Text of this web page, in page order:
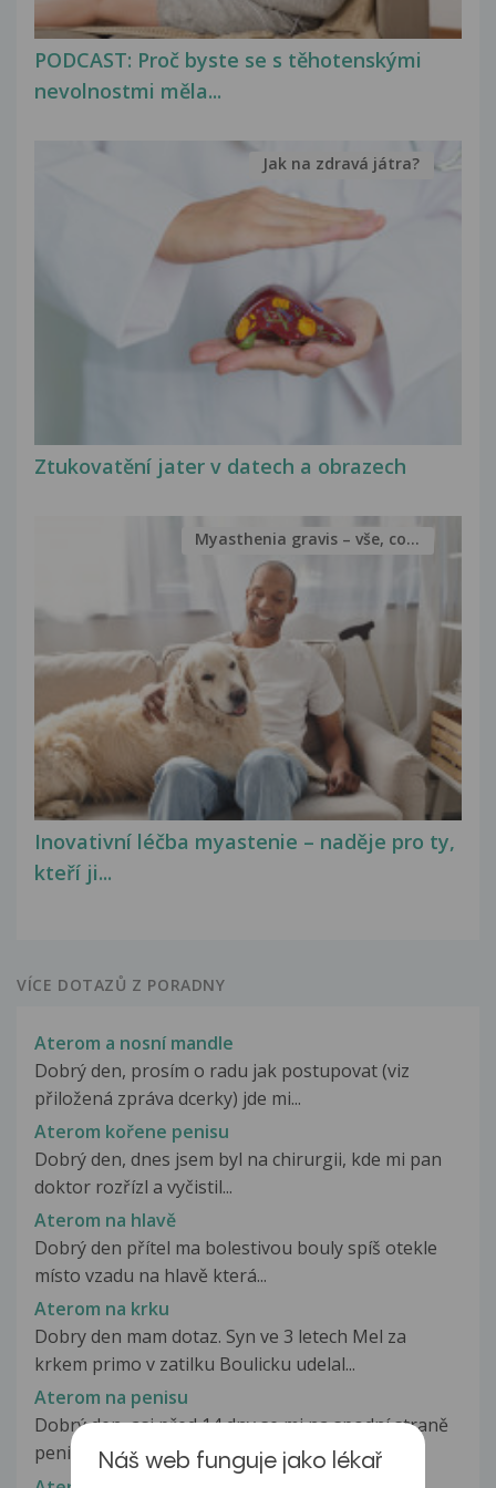
PODCAST: Proč byste se s těhotenskými
nevolnostmi měla...
Ztukovatění jater v datech a obrazech
Jak na zdravá játra?
Inovativní léčba myastenie – naděje pro ty,
kteří ji...
Myasthenia gravis – vše, co...
VÍCE DOTAZŮ Z PORADNY
Aterom a nosní mandle
Dobrý den, prosím o radu jak postupovat (viz
přiložená zpráva dcerky) jde mi...
Aterom kořene penisu
Dobrý den, dnes jsem byl na chirurgii, kde mi pan
doktor rozřízl a vyčistil...
Aterom na hlavě
Dobrý den přítel ma bolestivou bouly spíš otekle
místo vzadu na hlavě která...
Aterom na krku
Dobry den mam dotaz. Syn ve 3 letech Mel za
krkem primo v zatilku Boulicku udelal...
Aterom na penisu
Dobrý den, asi před 14 dny se mi na spodní straně
penisu po holení s několikadenním...
Náš web funguje jako lékař